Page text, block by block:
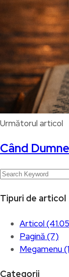
Următorul articol
Când
Tipuri de articol
Articol
Pagină (7)
Megamenu
Categorii